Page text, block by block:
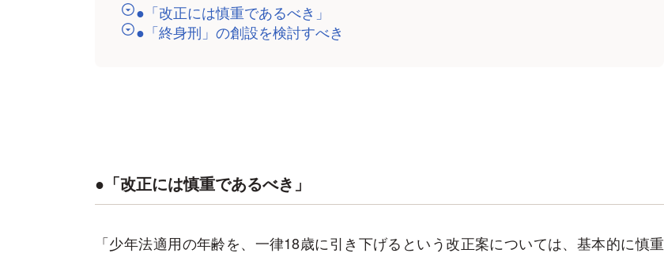
●「改正には慎重であるべき」
●「終身刑」の創設を検討すべき
●「改正には慎重であるべき」
「少年法適用の年齢を、一律18歳に引き下げるという改正案については、基本的に慎重